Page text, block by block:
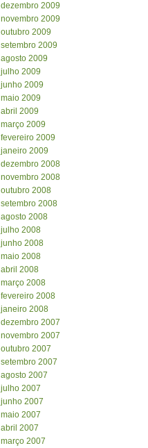
dezembro 2009
novembro 2009
outubro 2009
setembro 2009
agosto 2009
julho 2009
junho 2009
maio 2009
abril 2009
março 2009
fevereiro 2009
janeiro 2009
dezembro 2008
novembro 2008
outubro 2008
setembro 2008
agosto 2008
julho 2008
junho 2008
maio 2008
abril 2008
março 2008
fevereiro 2008
janeiro 2008
dezembro 2007
novembro 2007
outubro 2007
setembro 2007
agosto 2007
julho 2007
junho 2007
maio 2007
abril 2007
março 2007